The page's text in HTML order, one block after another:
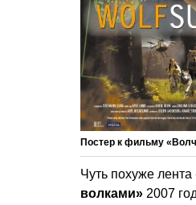
Постер к фильму
Чуть похуже лента
волками» 2007